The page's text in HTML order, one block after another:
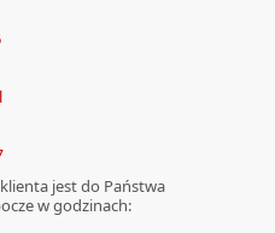
klienta jest do Państwa
w godzinach: